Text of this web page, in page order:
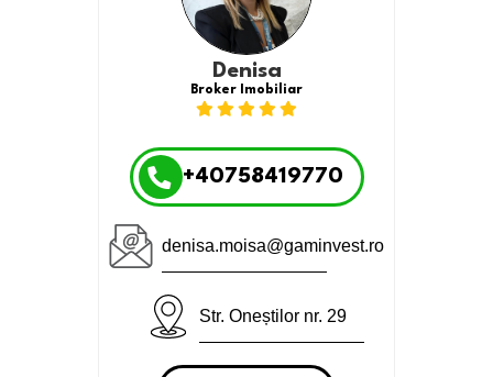
Denisa
Broker Imobiliar
+40758419770
denisa.moisa@gaminvest.ro
Str. Oneștilor nr. 29